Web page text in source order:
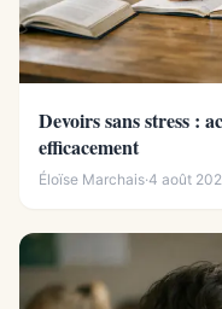
Devoirs sans stress :
efficacement
Éloïse Marchais·4 août